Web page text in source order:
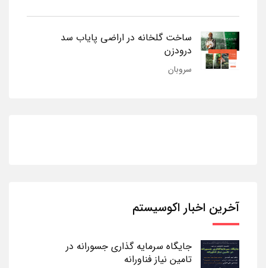
ساخت گلخانه در اراضی پایاب سد
درودزن
سروبان
آخرین اخبار اکوسیستم
جایگاه سرمایه گذاری جسورانه در
تامین نیاز فناورانه